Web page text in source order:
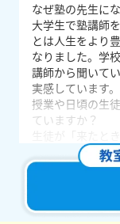
なぜ塾の先生に
大学生で塾講師
とは人生をより
なりました。学
講師から聞いて
実感しています。
授業や日頃の生
ていますか？
なっている」と
った問題が解け
ても塾で先生や
小さなことでも
明日から頑張ろ